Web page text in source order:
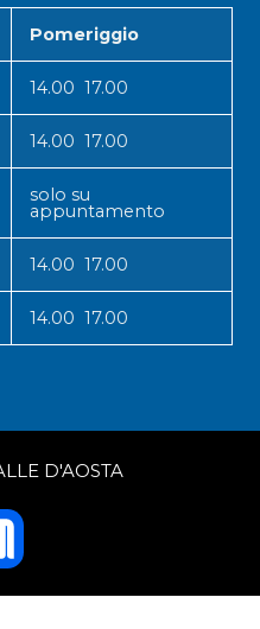
Pomeriggio
14.00 17.00
14.00 17.00
solo su
appuntamento
14.00 17.00
14.00 17.00
D'AOSTA